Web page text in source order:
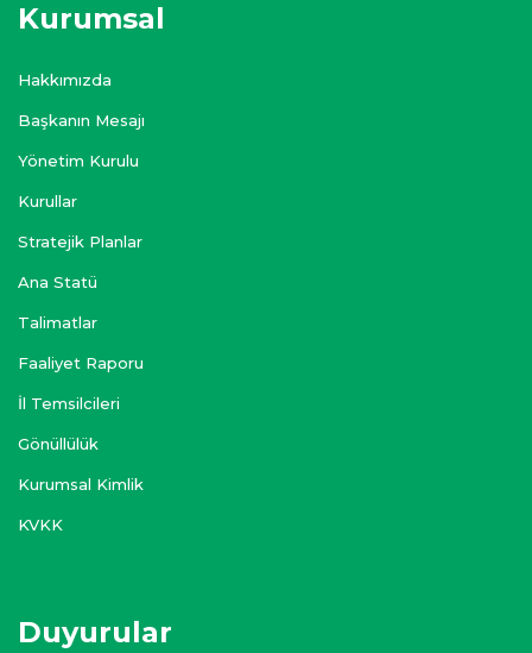
Kurumsal
Hakkımızda
Başkanın Mesajı
Yönetim Kurulu
Kurullar
Stratejik Planlar
Ana Statü
Talimatlar
Faaliyet Raporu
İl Temsilcileri
Gönüllülük
Kurumsal Kimlik
KVKK
Duyurular